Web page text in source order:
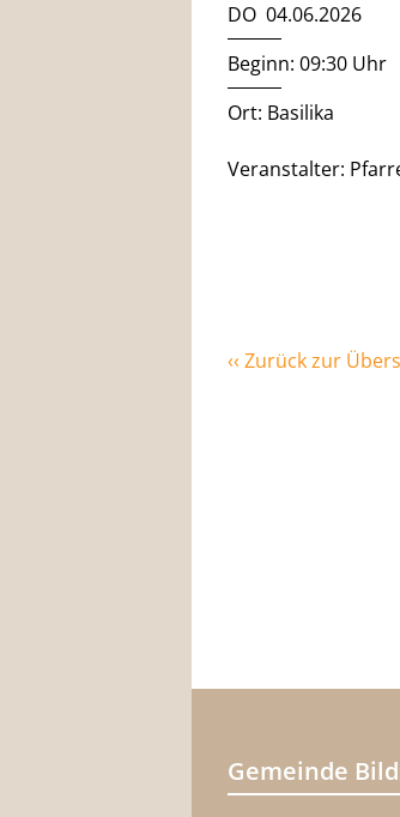
DO 04.06.2026
Beginn: 09:30 Uhr
Ort: Basilika
Veranstalter:
‹‹ Zurück zur
Gemeinde